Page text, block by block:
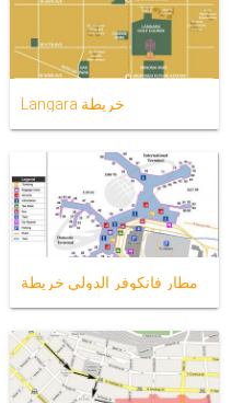
Langara خريطة
مطار فانكوفر الدولي خريطة